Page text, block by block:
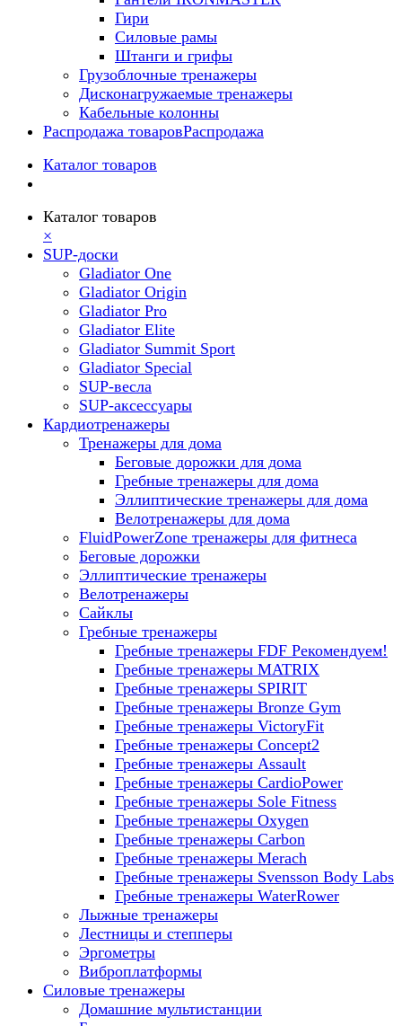
Гири
Силовые рамы
Штанги и грифы
Грузоблочные тренажеры
Дисконагружаемые тренажеры
Кабельные колонны
Распродажа товаровРаспродажа
Каталог товаров
Каталог товаров
×
SUP-доски
Gladiator One
Gladiator Origin
Gladiator Pro
Gladiator Elite
Gladiator Summit Sport
Gladiator Special
SUP-весла
SUP-аксессуары
Кардиотренажеры
Тренажеры для дома
Беговые дорожки для дома
Гребные тренажеры для дома
Эллиптические тренажеры для дома
Велотренажеры для дома
FluidPowerZone тренажеры для фитнеса
Беговые дорожки
Эллиптические тренажеры
Велотренажеры
Сайклы
Гребные тренажеры
Гребные тренажеры FDF Рекомендуем!
Гребные тренажеры MATRIX
Гребные тренажеры SPIRIT
Гребные тренажеры Bronze Gym
Гребные тренажеры VictoryFit
Гребные тренажеры Concept2
Гребные тренажеры Assault
Гребные тренажеры CardioPower
Гребные тренажеры Sole Fitness
Гребные тренажеры Oxygen
Гребные тренажеры Carbon
Гребные тренажеры Merach
Гребные тренажеры Svensson Body Labs
Гребные тренажеры WaterRower
Лыжные тренажеры
Лестницы и степперы
Эргометры
Виброплатформы
Силовые тренажеры
Домашние мультистанции